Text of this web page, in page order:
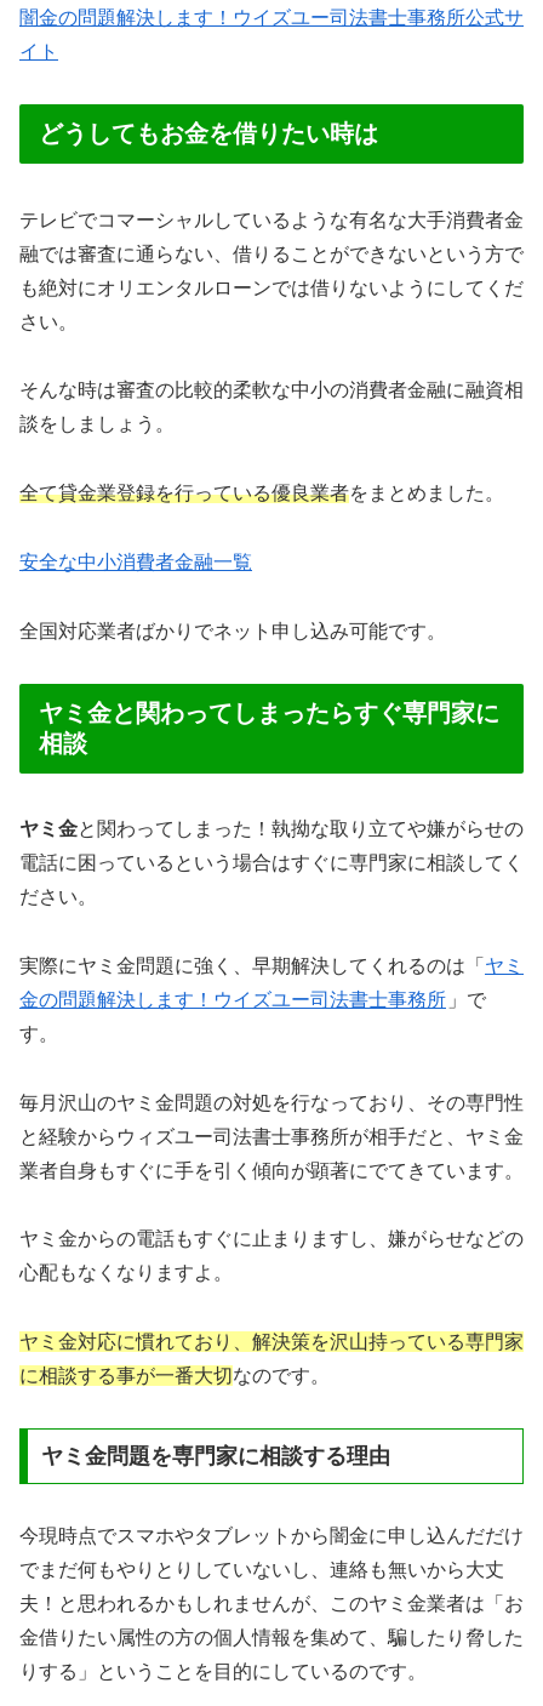
闇金の問題解決します！ウイズユー司法書士事務所公式サ
イト
どうしてもお金を借りたい時は
テレビでコマーシャルしているような有名な大手消費者金
融では審査に通らない、借りることができないという方で
も絶対にオリエンタルローンでは借りないようにしてくだ
さい。
そんな時は審査の比較的柔軟な中小の消費者金融に融資相
談をしましょう。
全て貸金業登録を行っている優良業者をまとめました。
安全な中小消費者金融一覧
全国対応業者ばかりでネット申し込み可能です。
ヤミ金と関わってしまったらすぐ専門家に
相談
ヤミ金と関わってしまった！執拗な取り立てや嫌がらせの
電話に困っているという場合はすぐに専門家に相談してく
ださい。
実際にヤミ金問題に強く、早期解決してくれるのは「 ヤミ
金の問題解決します！ウイズユー司法書士事務所 」で
す。
毎月沢山のヤミ金問題の対処を行なっており、その専門性
と経験からウィズユー司法書士事務所が相手だと、ヤミ金
業者自身もすぐに手を引く傾向が顕著にでてきています。
ヤミ金からの電話もすぐに止まりますし、嫌がらせなどの
心配もなくなりますよ。
ヤミ金対応に慣れており、解決策を沢山持っている専門家
に相談する事が一番大切なのです。
ヤミ金問題を専門家に相談する理由
今現時点でスマホやタブレットから闇金に申し込んだだけ
でまだ何もやりとりしていないし、連絡も無いから大丈
夫！と思われるかもしれませんが、このヤミ金業者は「お
金借りたい属性の方の個人情報を集めて、騙したり脅した
りする」ということを目的にしているのです。